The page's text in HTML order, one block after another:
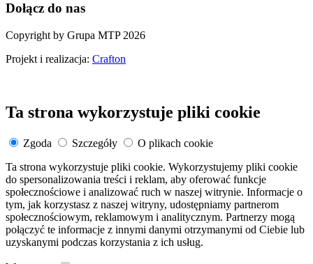
Dołącz do nas
Copyright by Grupa MTP 2026
Projekt i realizacja: Crafton
Ta strona wykorzystuje pliki cookie
Zgoda Szczegóły
O plikach cookie
Ta strona wykorzystuje pliki cookie. Wykorzystujemy pliki cookie
do spersonalizowania treści i reklam, aby oferować funkcje
społecznościowe i analizować ruch w naszej witrynie. Informacje o
tym, jak korzystasz z naszej witryny, udostępniamy partnerom
społecznościowym, reklamowym i analitycznym. Partnerzy mogą
połączyć te informacje z innymi danymi otrzymanymi od Ciebie lub
uzyskanymi podczas korzystania z ich usług.